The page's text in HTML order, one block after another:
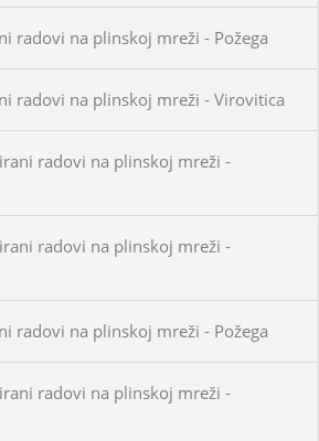
radovi na plinskoj mreži - Požega
radovi na plinskoj mreži - Virovitica
radovi na plinskoj mreži -
radovi na plinskoj mreži -
radovi na plinskoj mreži - Požega
radovi na plinskoj mreži -